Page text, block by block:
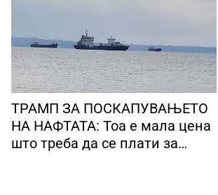
ТРАМП ЗА ПОСКАПУВАЊЕТО
НА НАФТАТА: Тоа е мала цена
што треба да се плати за